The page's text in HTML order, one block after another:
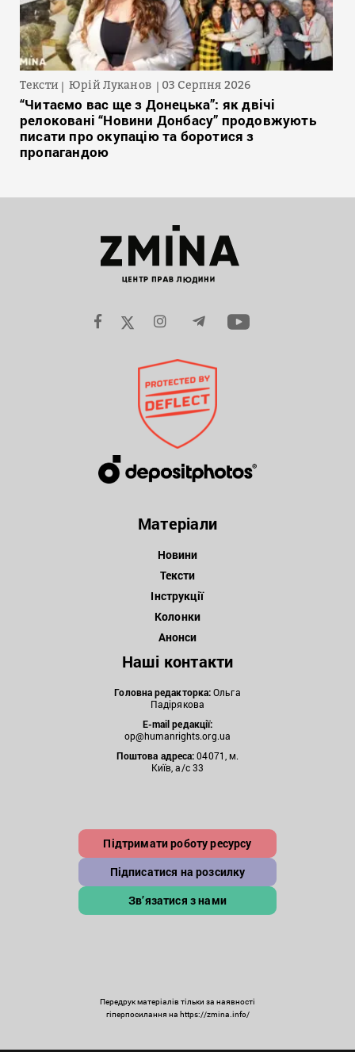
Тексти Юрій Луканов 03 Серпня 2026
“Читаємо вас ще з Донецька”: як двічі
релоковані “Новини Донбасу” продовжують
писати про окупацію та боротися з
пропагандою
Матеріали
Новини
Тексти
Інструкції
Колонки
Анонси
Наші контакти
Головна редакторка:Ольга
Падірякова
E-mail редакції:
op@humanrights.org.ua
Поштова адреса:04071, м.
Київ, а/с 33
Підтримати роботу ресурсу
Підписатися на розсилку
Зв’язатися з нами
Передрук матеріалів тільки за наявності
гіперпосилання на https://zmina.info/